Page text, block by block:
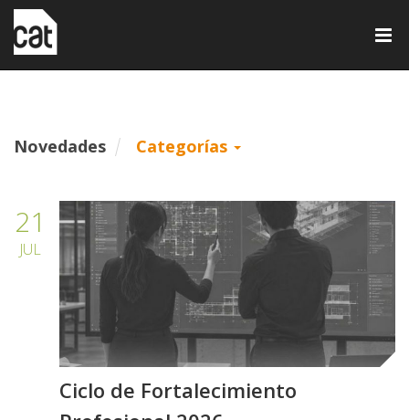
Novedades Categorías
21
JUL
Ciclo de Fortalecimiento